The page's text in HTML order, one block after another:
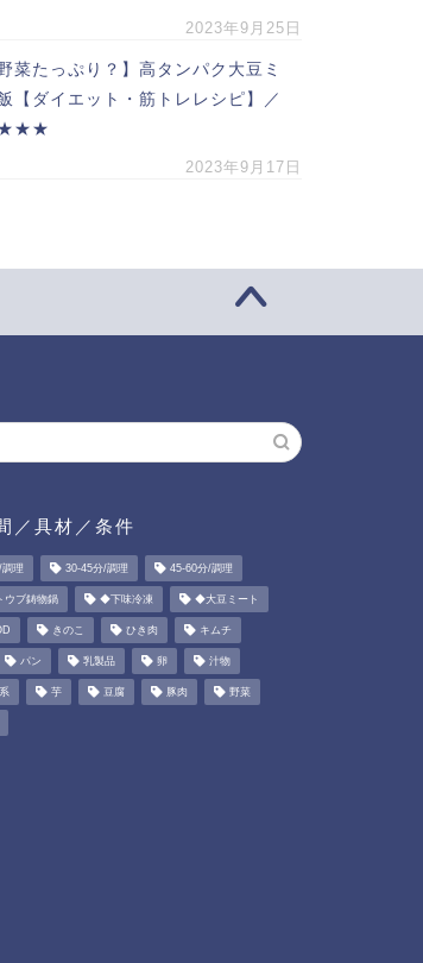
2023年9月25日
菜たっぷり？】高タンパク大豆ミ
【ダイエット・筋トレレシピ】／
★★★
2023年9月17日
／具材／条件
理 30-45分/調理 45-60分/調理
ブ鋳物鍋 ◆下味冷凍 ◆大豆ミート
きのこ ひき肉 キムチ
パン 乳製品 卵 汁物
芋 豆腐 豚肉 野菜